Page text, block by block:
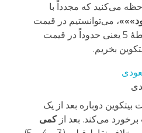
می‌کنید که مجدداً با
، می‌توانستیم در قیمت
کلوزِ کندلِ بولیشِ بعد از نقطۀ 5 یعنی حدوداً در قیمت
بیتکوین دوباره بعد از یک
برخورد می‌کند. بعد ازکمی